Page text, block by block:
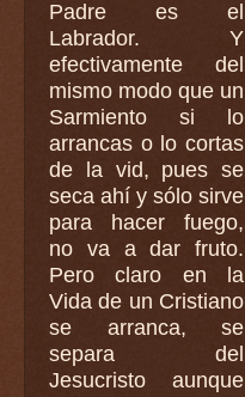
Padre es el
Labrador. Y
efectivamente del
mismo modo que un
Sarmiento si lo
arrancas o lo cortas
de la vid, pues se
seca ahí y sólo sirve
para hacer fuego,
no va a dar fruto.
Pero claro en la
Vida de un Cristiano
se arranca, se
separa del
Jesucristo aunque